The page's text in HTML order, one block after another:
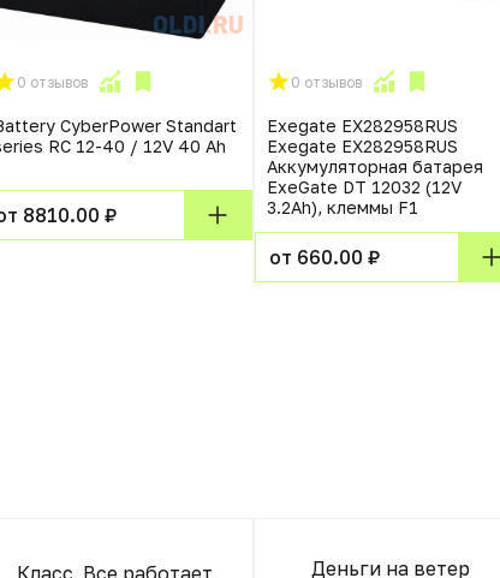
0 отзывов
CyberPower Standart
RC 12-40 / 12V 40 Ah
8810.00 ₽
0 отзывов
Exegate EX282958RUS
Exegate EX282958RUS
Аккумуляторная батарея
ExeGate DT 12032 (12V
3.2Ah), клеммы F1
от 660.00 ₽
Класс. Все работает. Деньги на ветер